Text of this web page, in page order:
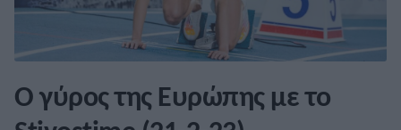
Ο γύρος της Ευρώπης με το